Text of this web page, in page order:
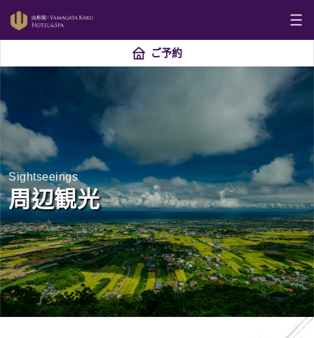
ご予約
Sightseeings
周辺観光